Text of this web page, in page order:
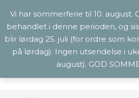
Vi har sommerferie til 10. august.
behandlet i denne perioden, og
blir lørdag 25. juli (for ordre som
på lørdag). Ingen utsendelse i
august). GOD